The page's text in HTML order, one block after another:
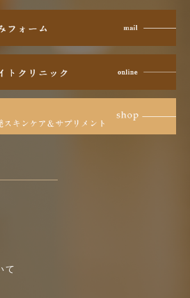
て